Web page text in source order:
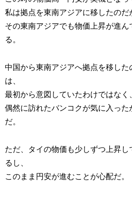
私は拠点を東南アジアに移したのだ
その東南アジアでも物価上昇が進ん
る。
中国から東南アジアへ拠点を移した
は、
最初から意図していたわけではなく
偶然に訪れたバンコクが気に入った
だ。
ただ、タイの物価も少しずつ上昇し
るし、
このまま円安が進むことが心配だ。